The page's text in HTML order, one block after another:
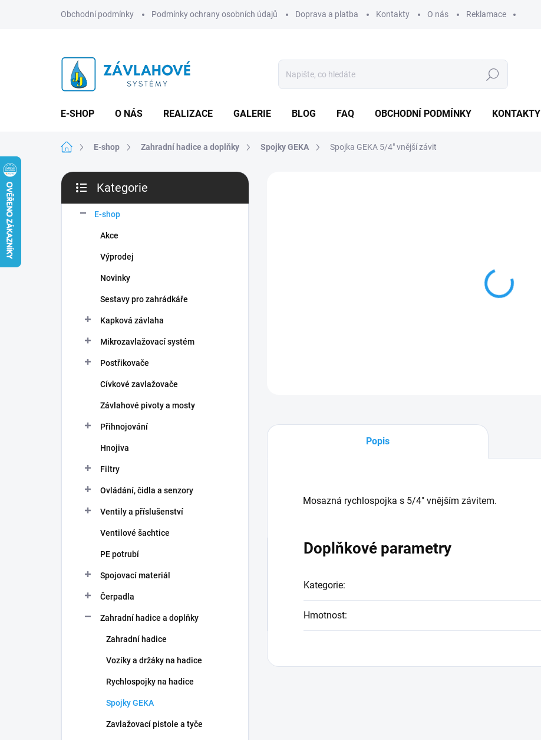
Obchodní podmínky Podmínky ochrany osobních údajů Doprava a platba Kontakty O nás Reklamace
Hledat
E-SHOP O NÁS REALIZACE GALERIE BLOG FAQ OBCHODNÍ PODMÍNKY KONTAKTY
Domů E-shop Zahradní hadice a doplňky Spojky GEKA Spojka GEKA 5/4" vnější závit
P
s
kategorie
Kategorie
E-shop
Akce
Výprodej
Novinky
Sestavy pro zahrádkáře
Kapková závlaha
Mikrozavlažovací systém
Postřikovače
Cívkové zavlažovače
Závlahové pivoty a mosty
Přihnojování
Hnojiva
Filtry
Ovládání, čidla a senzory
Ventily a příslušenství
Ventilové šachtice
PE potrubí
Spojovací materiál
Čerpadla
Zahradní hadice a doplňky
Zahradní hadice
Vozíky a držáky na hadice
Rychlospojky na hadice
Spojky GEKA
Zavlažovací pistole a tyče
Popis
Mosazná rychlospojka s 5/4" vnějším závitem.
Doplňkové parametry
Kategorie:
Hmotnost: